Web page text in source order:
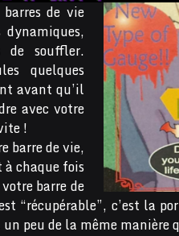
de vie
de souffler.
quelques
avant qu’il
avec votre
!
barre de vie,
à chaque fois
barre de
“récupérable”, c’est la
peu de la même